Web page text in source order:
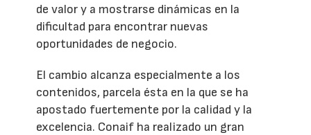
de valor y a mostrarse dinámicas en la
dificultad para encontrar nuevas
oportunidades de negocio.
El cambio alcanza especialmente a los
contenidos, parcela ésta en la que se ha
apostado fuertemente por la calidad y la
excelencia. Conaif ha realizado un gran